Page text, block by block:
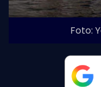
Foto: